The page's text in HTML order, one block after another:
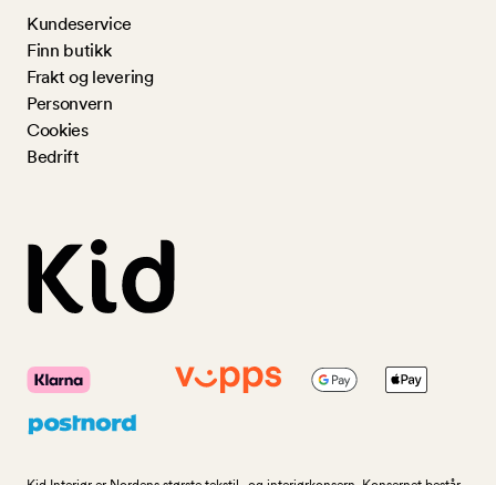
Kundeservice
Finn butikk
Frakt og levering
Personvern
Cookies
Bedrift